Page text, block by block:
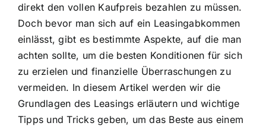
direkt den vollen Kaufpreis bezahlen zu müssen.
Doch bevor man sich auf ein Leasingabkommen
einlässt, gibt es bestimmte Aspekte, auf die man
achten sollte, um die besten Konditionen für sich
zu erzielen und finanzielle Überraschungen zu
vermeiden. In diesem Artikel werden wir die
Grundlagen des Leasings erläutern und wichtige
Tipps und Tricks geben, um das Beste aus einem